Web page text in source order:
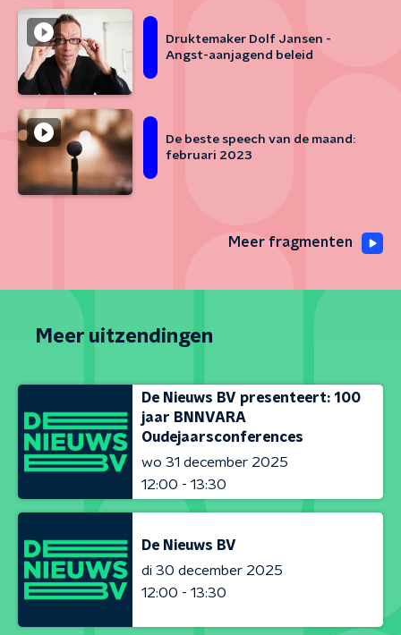
Druktemaker Dolf Jansen -
Angst-aanjagend beleid
De beste speech van de maand:
februari 2023
Meer fragmenten
Meer uitzendingen
De Nieuws BV presenteert: 100
jaar BNNVARA
Oudejaarsconferences
wo 31 december 2025
12:00 - 13:30
De Nieuws BV
di 30 december 2025
12:00 - 13:30